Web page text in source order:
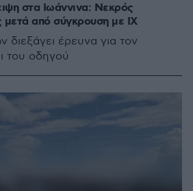
στα Ιωάννινα: Νεκρός
μετά από σύγκρουση με ΙΧ
διεξάγει έρευνα για τον
του οδηγού